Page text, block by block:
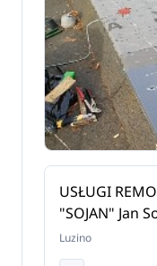
USŁUGI
"SOJAN" Jan
Luzino